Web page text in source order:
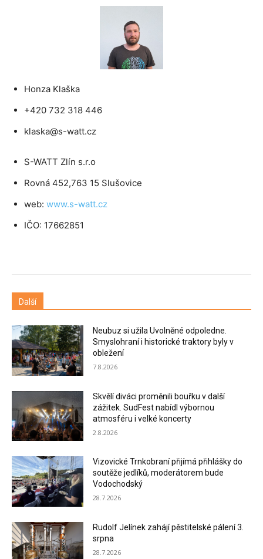
Honza Klaška
+420 732 318 446
klaska@s-watt.cz
S-WATT Zlín s.r.o
Rovná 452,763 15 Slušovice
web: www.s-watt.cz
IČO: 17662851
Další
Neubuz si užila Uvolněné odpoledne.
Smyslohraní i historické traktory byly v
obležení
7.8.2026
Skvělí diváci proměnili bouřku v další
zážitek. SudFest nabídl výbornou
atmosféru i velké koncerty
2.8.2026
Vizovické Trnkobraní přijímá přihlášky do
soutěže jedlíků, moderátorem bude
Vodochodský
28.7.2026
Rudolf Jelínek zahájí pěstitelské pálení 3.
srpna
28.7.2026